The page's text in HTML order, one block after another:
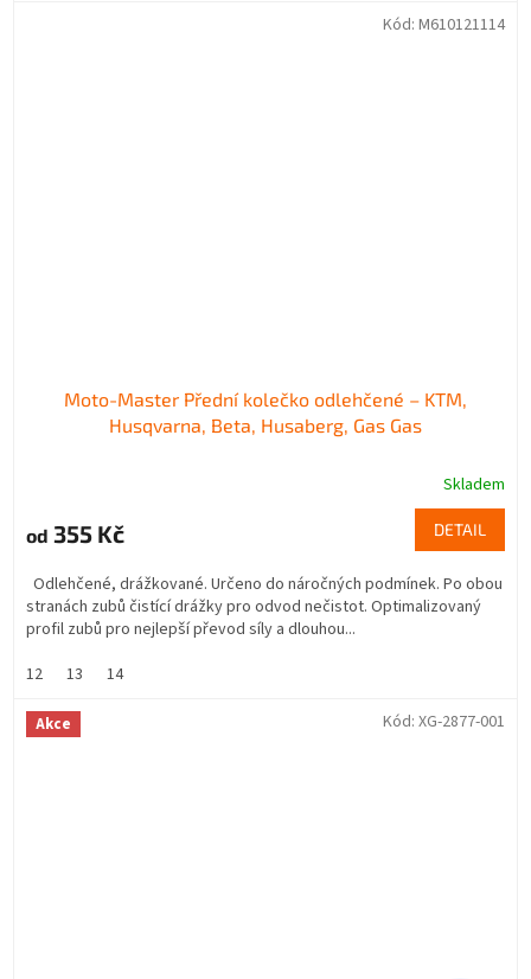
Moto-Master Přední kolečko odlehčené – KTM,
Husqvarna, Beta, Husaberg, Gas Gas
Skladem
od 355 Kč DETAIL
Odlehčené, drážkované. Určeno do náročných podmínek. Po obou
stranách zubů čistící drážky pro odvod nečistot. Optimalizovaný
profil zubů pro nejlepší převod síly a dlouhou...
12
13 14
Kód: M610121114
Akce Kód: XG-2877-001